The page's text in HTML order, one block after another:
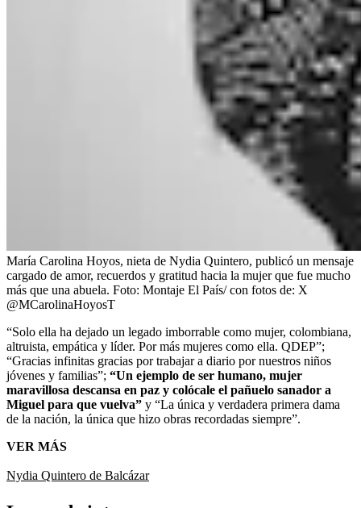
María Carolina Hoyos, nieta de Nydia Quintero, publicó un mensaje
cargado de amor, recuerdos y gratitud hacia la mujer que fue mucho
más que una abuela. Foto: Montaje El País/ con fotos de: X
@MCarolinaHoyosT
“Solo ella ha dejado un legado imborrable como mujer, colombiana,
altruista, empática y líder. Por más mujeres como ella. QDEP”;
“Gracias infinitas gracias por trabajar a diario por nuestros niños
jóvenes y familias”; “Un ejemplo de ser humano, mujer
maravillosa descansa en paz y colócale el pañuelo sanador a
Miguel para que vuelva” y “La única y verdadera primera dama
de la nación, la única que hizo obras recordadas siempre”.
VER MÁS
Nydia Quintero de Balcázar